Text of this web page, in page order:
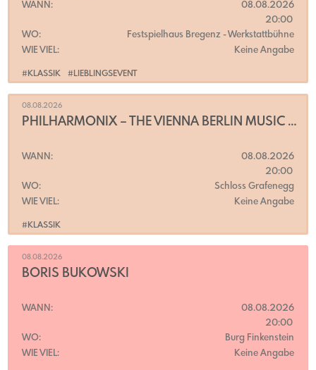
#KLASSIK #LIEBLINGSEVENT
WANN:
08.08.2026
20:00
WO:
Festspielhaus Bregenz - Werkstattbühne
WIE VIEL:
Keine Angabe
#KLASSIK
08.08.2026
PHILHARMONIX – THE VIENNA BERLIN MUSIC CLUB
WANN:
08.08.2026
20:00
WO:
Schloss Grafenegg
WIE VIEL:
Keine Angabe
08.08.2026
BORIS BUKOWSKI
WANN:
08.08.2026
20:00
WO:
Burg Finkenstein
WIE VIEL:
Keine Angabe